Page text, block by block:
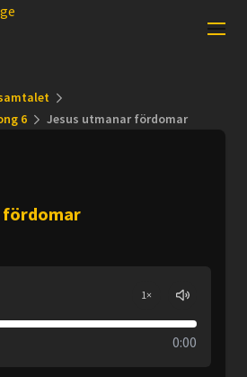
6
Jesus utmanar fördomar
fördomar
1×
0:00